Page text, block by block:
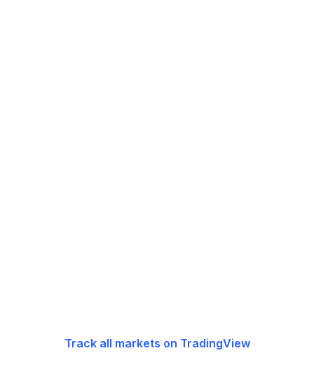
Track all markets on TradingView